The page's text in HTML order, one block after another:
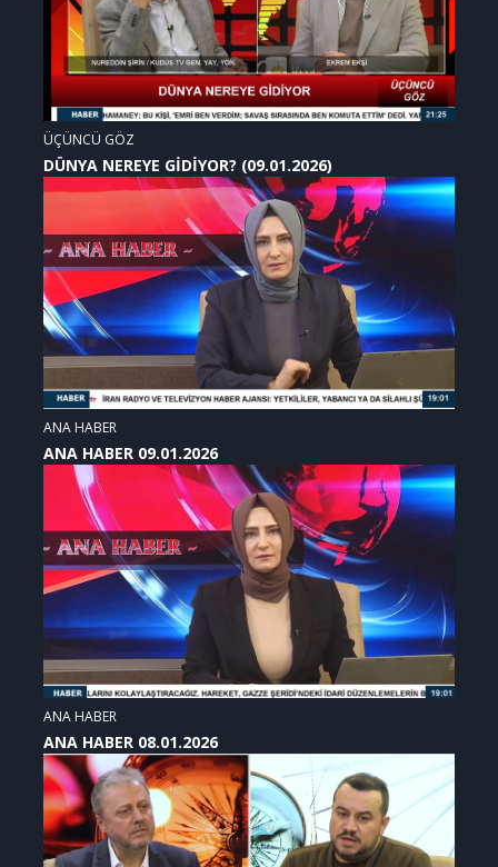
ÜÇÜNCÜ GÖZ
DÜNYA NEREYE GİDİYOR? (09.01.2026)
ANA HABER
ANA HABER 09.01.2026
ANA HABER
ANA HABER 08.01.2026